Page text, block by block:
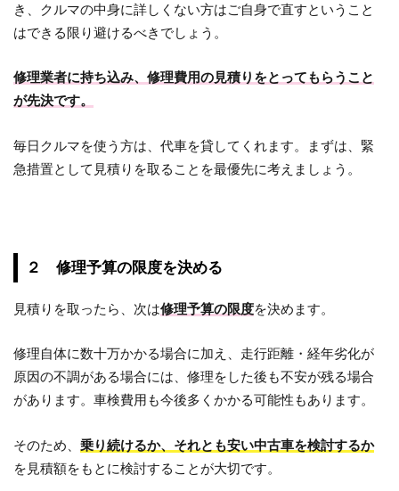
き、クルマの中身に詳しくない方はご自身で直すということ
はできる限り避けるべきでしょう。
修理業者に持ち込み、修理費用の見積りをとってもらうこと
が先決です。
毎日クルマを使う方は、代車を貸してくれます。まずは、緊
急措置として見積りを取ることを最優先に考えましょう。
２ 修理予算の限度を決める
見積りを取ったら、次は修理予算の限度を決めます。
修理自体に数十万かかる場合に加え、走行距離・経年劣化が
原因の不調がある場合には、修理をした後も不安が残る場合
があります。車検費用も今後多くかかる可能性もあります。
そのため、乗り続けるか、それとも安い中古車を検討するか
を見積額をもとに検討することが大切です。